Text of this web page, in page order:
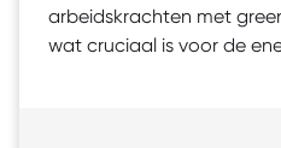
arbeidskrachten met
wat cruciaal is voor de